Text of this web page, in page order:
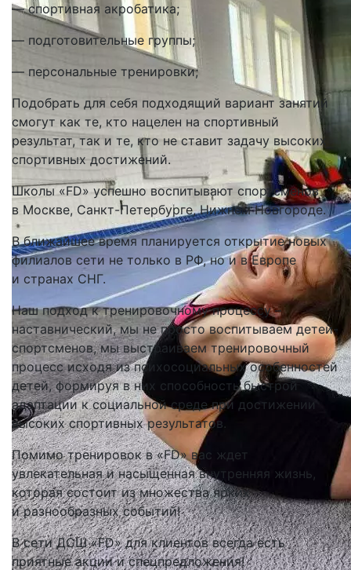
— спортивная акробатика;
— подготовительные группы;
— персональные тренировки;
Подобрать для себя подходящий вариант занятий
смогут как те, кто нацелен на спортивный
результат, так и те, кто не ставит задачу высоких
спортивных достижений.
Школы «FD» успешно воспитывают спортсменов
в Москве, Санкт-Петербурге, Нижнем Новгороде.
В ближайшее время планируется открытие новых
филиалов сети не только в РФ, но и в Европе
и странах СНГ.
Наш подход к тренировочному процессу –
наставнический, мы не просто воспитываем детей-
спортсменов, мы выстраиваем тренировочный
процесс исходя из психосоциальных особенностей
детей, формируя в них способность быстрой
адаптации к социальной среде при достижении
высоких спортивных результатов.
Помимо тренировок в «FD» вас ждет
увлекательная и насыщенная внутренняя жизнь,
которая состоит из множества ярких
и разнообразных событий!
В сети ДСШ «FD» для клиентов всегда есть
приятные акции и спецпредложения!